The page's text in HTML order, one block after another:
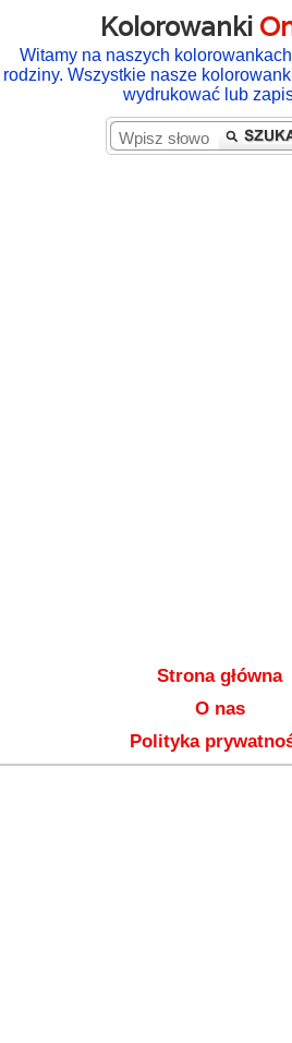
Kolorowanki
Witamy na naszych
rodziny. Wszystkie nasze
wydrukować lub
Strona główna
O nas
Polityka